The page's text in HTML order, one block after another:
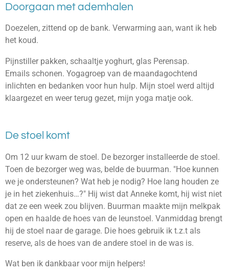
Doorgaan met ademhalen
Doezelen, zittend op de bank. Verwarming aan, want ik heb
het koud.
Pijnstiller pakken, schaaltje yoghurt, glas Perensap.
Emails schonen. Yogagroep van de maandagochtend
inlichten en bedanken voor hun hulp. Mijn stoel werd altijd
klaargezet en weer terug gezet, mijn yoga matje ook.
De stoel komt
Om 12 uur kwam de stoel. De bezorger installeerde de stoel.
Toen de bezorger weg was, belde de buurman. "Hoe kunnen
we je ondersteunen? Wat heb je nodig? Hoe lang houden ze
je in het ziekenhuis…?" Hij wist dat Anneke komt, hij wist niet
dat ze een week zou blijven. Buurman maakte mijn melkpak
open en haalde de hoes van de leunstoel. Vanmiddag brengt
hij de stoel naar de garage. Die hoes gebruik ik t.z.t als
reserve, als de hoes van de andere stoel in de was is.
Wat ben ik dankbaar voor mijn helpers!